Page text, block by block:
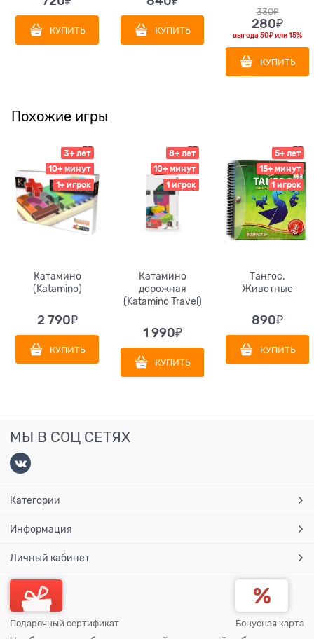
КУПИТЬ КУПИТЬ
330₽
280₽
выгода50₽или15%
КУПИТЬ
Похожие игры
3+ лет
10+ минут
1+ игрок
Катамино
(Katamino)
2 790₽
КУПИТЬ
8+ лет
10+ минут
1 игрок
Катамино
дорожная
(Katamino Travel)
1 990₽
КУПИТЬ
5+ лет
15+ минут
1 игрок
Тангос.
Животные
890₽
КУПИТЬ
МЫ В СОЦ СЕТЯХ
Категории
Информация
Личный кабинет
Подарочный сертификат Бонусная карта